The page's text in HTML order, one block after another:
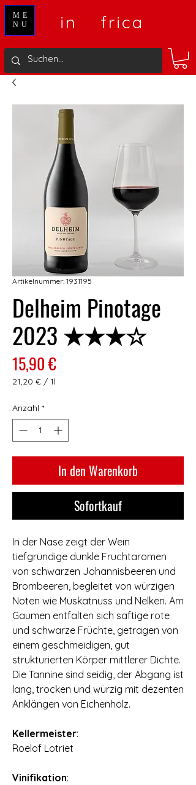
in frica
ME
NU
Artikelnummer: 1931195
Delheim Pinotage
2023 ★★★☆
15,90 €Preis
21,20 € / 1l
pro
1
Liter
Anzahl *
In den Warenkorb
Sofortkauf
In der Nase zeigt der Wein
tiefgründige dunkle Fruchtaromen
von schwarzen Johannisbeeren und
Brombeeren‚ begleitet von würzigen
Noten wie Muskatnuss und Nelken. Am
Gaumen entfalten sich saftige rote
und schwarze Früchte‚ getragen von
einem geschmeidigen‚ gut
strukturierten Körper mittlerer Dichte.
Die Tannine sind seidig‚ der Abgang ist
lang‚ trocken und würzig mit dezenten
Anklängen von Eichenholz.
Kellermeister:
Roelof Lotriet
Vinifikation: